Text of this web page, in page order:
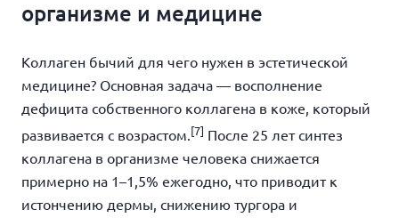
организме и медицине
Коллаген бычий для чего нужен в эстетической
медицине? Основная задача — восполнение
дефицита собственного коллагена в коже, который
развивается с возрастом.[7] После 25 лет синтез
коллагена в организме человека снижается
примерно на 1–1,5% ежегодно, что приводит к
истончению дермы, снижению тургора и